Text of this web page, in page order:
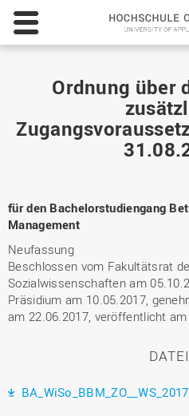
Ordnung über
für den Bachelorstudiengang
Management
Neufassung
Beschlossen vom Fakultätsrat
Sozialwissenschaften am
Präsidium am 10.05.2017,
am 22.06.2017, veröffentlicht